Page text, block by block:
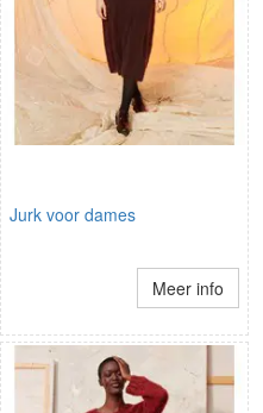
Jurk voor dames
Meer info